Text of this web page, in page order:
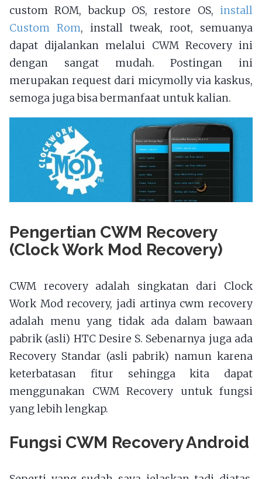
custom ROM, backup OS, restore OS, install
Custom Rom, install tweak, root, semuanya
dapat dijalankan melalui CWM Recovery ini
dengan sangat mudah. Postingan ini
merupakan request dari micymolly via kaskus,
semoga juga bisa bermanfaat untuk kalian.
Pengertian CWM Recovery
(Clock Work Mod Recovery)
CWM recovery adalah singkatan dari Clock
Work Mod recovery, jadi artinya cwm recovery
adalah menu yang tidak ada dalam bawaan
pabrik (asli) HTC Desire S. Sebenarnya juga ada
Recovery Standar (asli pabrik) namun karena
keterbatasan fitur sehingga kita dapat
menggunakan CWM Recovery untuk fungsi
yang lebih lengkap.
Fungsi CWM Recovery Android